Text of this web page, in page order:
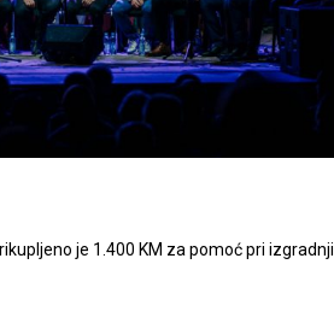
je 1.400 KM za pomoć pri izgradnji